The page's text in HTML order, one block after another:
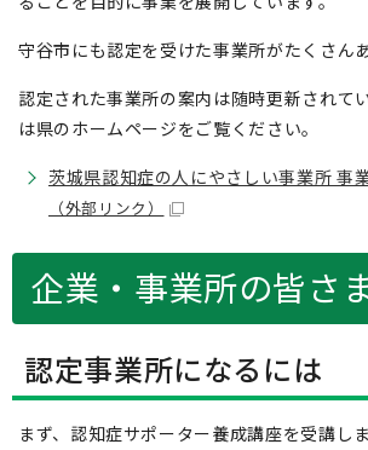
守谷市にも認定を受けた事業所がたくさんあ
認定された事業所の案内は随時更新されて
は県のホームページをご覧ください。
茨城県認知症の人にやさしい事業所 事
（外部リンク）
企業・事業所の皆さ
認定事業所になるには
まず、認知症サポーター養成講座を受講し